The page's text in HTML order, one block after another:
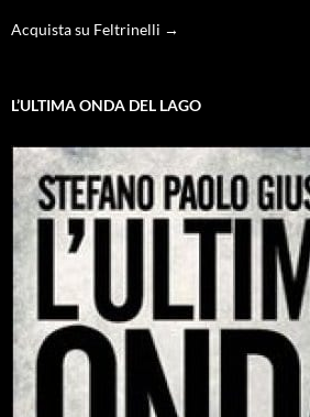
Acquista su Feltrinelli →
L’ULTIMA ONDA DEL LAGO